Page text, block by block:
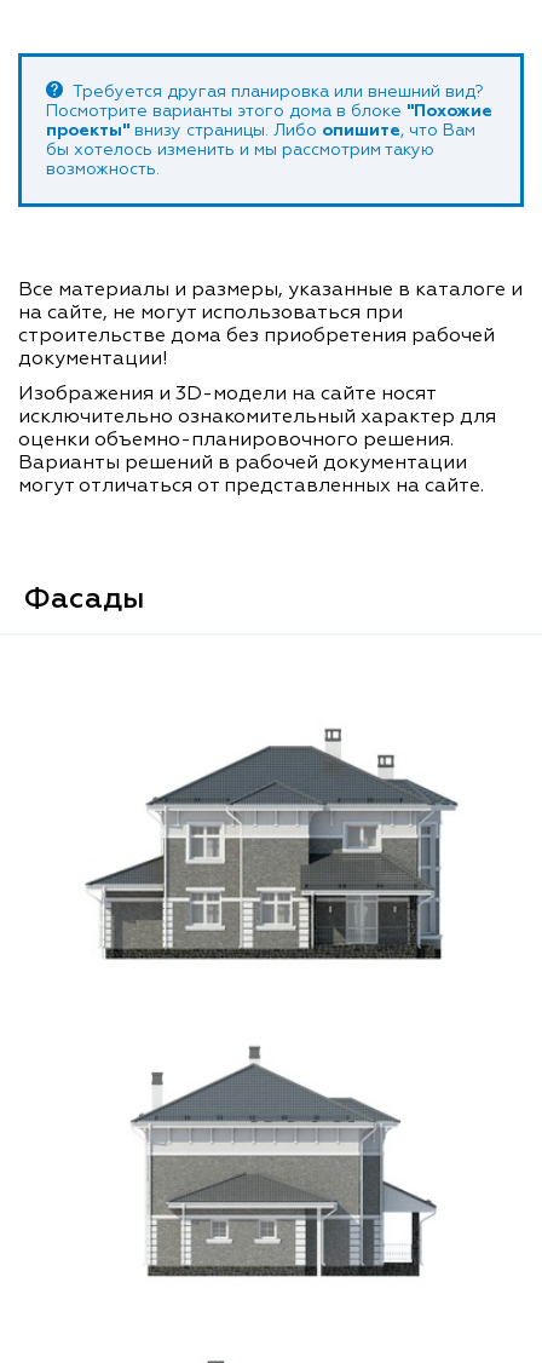
Требуется другая планировка или внешний вид?
Посмотрите варианты этого дома в блоке "Похожие
проекты" внизу страницы. Либо опишите, что Вам
бы хотелось изменить и мы рассмотрим такую
возможность.
Все материалы и размеры, указанные в каталоге и
на сайте, не могут использоваться при
строительстве дома без приобретения рабочей
документации!
Изображения и 3D-модели на сайте носят
исключительно ознакомительный характер для
оценки объемно-планировочного решения.
Варианты решений в рабочей документации
могут отличаться от представленных на сайте.
Фасады